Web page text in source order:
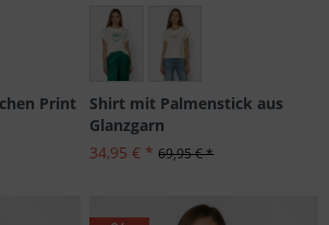
Print
Größen: 34, 36, 44
Shirt mit Palmenstick aus
Glanzgarn
34,95 € * 69,95 € *